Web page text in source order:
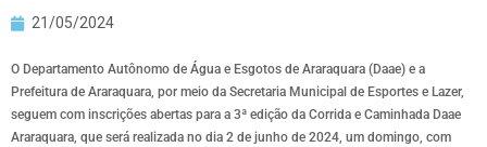
21/05/2024
O Departamento Autônomo de Água e Esgotos de Araraquara (Daae) e a
Prefeitura de Araraquara, por meio da Secretaria Municipal de Esportes e Lazer,
seguem com inscrições abertas para a 3ª edição da Corrida e Caminhada Daae
Araraquara, que será realizada no dia 2 de junho de 2024, um domingo, com